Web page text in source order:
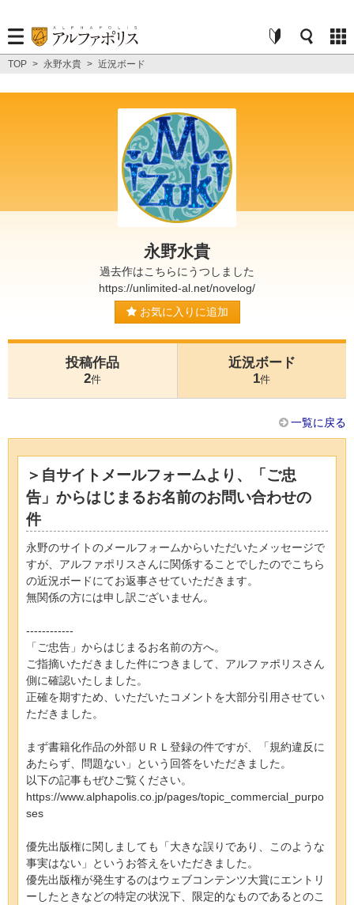
TOP > 永野水貴 > 近況ボード
永野水貴
過去作はこちらにうつしました
https://unlimited-al.net/novelog/
お気に入りに追加
投稿作品
2件
近況ボード
1件
一覧に戻る
＞自サイトメールフォームより、「ご忠
告」からはじまるお名前のお問い合わせの
件
永野のサイトのメールフォームからいただいたメッセージで
すが、アルファポリスさんに関係することでしたのでこちら
の近況ボードにてお返事させていただきます。
無関係の方には申し訳ございません。
------------
「ご忠告」からはじまるお名前の方へ。
ご指摘いただきました件につきまして、アルファポリスさん
側に確認いたしました。
正確を期すため、いただいたコメントを大部分引用させてい
ただきました。
まず書籍化作品の外部ＵＲＬ登録の件ですが、「規約違反に
あたらず、問題ない」という回答をいただきました。
以下の記事もぜひご覧ください。
https://www.alphapolis.co.jp/pages/topic_commercial_purpo
ses
優先出版権に関しましても「大きな誤りであり、このような
事実はない」というお答えをいただきました。
優先出版権が発生するのはウェブコンテンツ大賞にエントリ
ーしたときなどの特定の状況下、限定的なものであるとのこ